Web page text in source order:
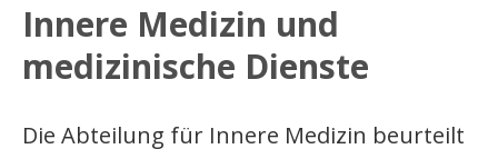
Innere Medizin und
medizinische Dienste
Die Abteilung für Innere Medizin beurteilt